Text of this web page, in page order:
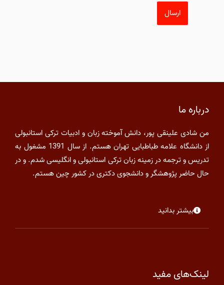
درباره ما
من شادی علینقی پور، دانش آموخته زبان و ادبیات ترکی استانبولی
از دانشگاه علامه طباطبایی تهران هستم. از سال 1391 مشغول به
تدریس و ترجمه در زمینه زبان ترکی استانبولی و انگلیسی شدم. و در
حال حاضر پژوهشگر و دانشجوی دکتری در کشور چین هستم.
بیشتر بدانید
لینک‌های مفید